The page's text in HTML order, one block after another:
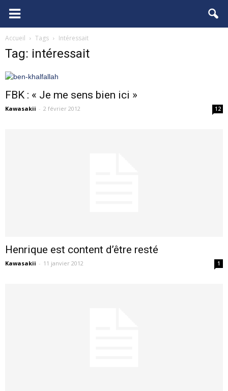
FCGB.net
Accueil Tags Intéressait
Tag: intéressait
FBK : « Je me sens bien ici »
Kawasakii - 2 février 2012 12
Henrique est content d’être resté
Kawasakii - 11 janvier 2012 1